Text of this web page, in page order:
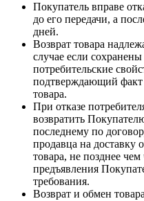
Покупатель вправе
до его передачи, а
дней.
Возврат товара
случае если
потребительские
подтверждающий факт
товара.
При отказе
возвратить
последнему по
продавца на доставку
товара, не позднее чем
предъявления
требования.
Возврат и обмен